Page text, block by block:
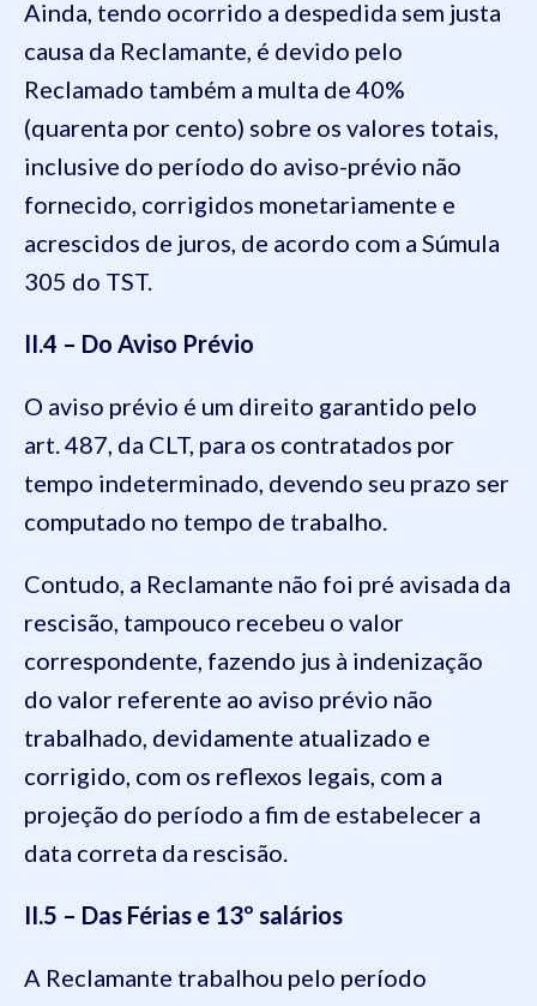
Ainda, tendo ocorrido a despedida sem justa
causa da Reclamante, é devido pelo
Reclamado também a multa de 40%
(quarenta por cento) sobre os valores totais,
inclusive do período do aviso-prévio não
fornecido, corrigidos monetariamente e
acrescidos de juros, de acordo com a Súmula
305 do TST.
II.4 – Do Aviso Prévio
O aviso prévio é um direito garantido pelo
art. 487, da CLT, para os contratados por
tempo indeterminado, devendo seu prazo ser
computado no tempo de trabalho.
Contudo, a Reclamante não foi pré avisada da
rescisão, tampouco recebeu o valor
correspondente, fazendo jus à indenização
do valor referente ao aviso prévio não
trabalhado, devidamente atualizado e
corrigido, com os reflexos legais, com a
projeção do período a fim de estabelecer a
data correta da rescisão.
II.5 – Das Férias e 13º salários
A Reclamante trabalhou pelo período